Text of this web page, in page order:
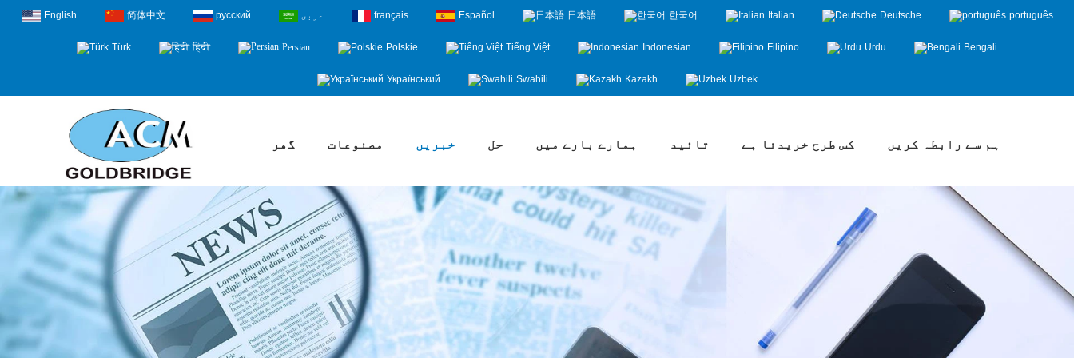
English 简体中文 русский عربى français Español 日本語 한국어 Italian Deutsche português
Türk हिंदी Persian Polskie Tiếng Việt Indonesian Filipino Urdu Bengali
Український Swahili Kazakh Uzbek
گھر مصنوعات خبریں حل ہمارے بارے میں تائید کس طرح خریدنا ہے ہم سے رابطہ کریں